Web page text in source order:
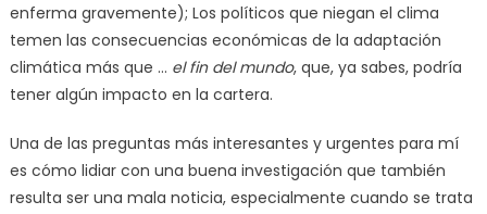
enferma gravemente); Los políticos que niegan el clima
temen las consecuencias económicas de la adaptación
climática más que … el fin del mundo, que, ya sabes, podría
tener algún impacto en la cartera.
Una de las preguntas más interesantes y urgentes para mí
es cómo lidiar con una buena investigación que también
resulta ser una mala noticia, especialmente cuando se trata